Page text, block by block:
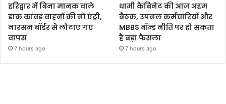
हरिद्वार में बिना मानक वाले
डाक कांवड़ वाहनों की नो एंट्री,
नारसन बॉर्डर से लौटाए गए
वापस
7 hours ago
धामी कैबिनेट की आज अहम
बैठक, उपनल कर्मचारियों और
MBBS बॉन्ड नीति पर हो सकता
है बड़ा फैसला
7 hours ago